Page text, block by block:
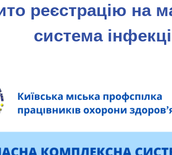
реєстрацію на
система